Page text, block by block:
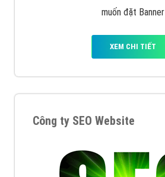
muốn đặt Banner
XEM CHI TIẾT
Công ty SEO Website